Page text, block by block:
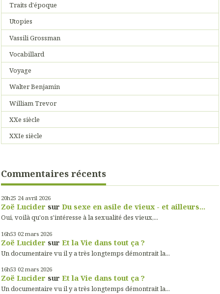
Traits d'époque
Utopies
Vassili Grossman
Vocabillard
Voyage
Walter Benjamin
William Trevor
XXe siècle
XXIe siècle
Commentaires récents
20h25 24 avril 2026
Zoë Lucider sur Du sexe en asile de vieux - et ailleurs...
Oui, voilà qu'on s'intéresse à la sexualité des vieux,...
16h53 02 mars 2026
Zoë Lucider sur Et la Vie dans tout ça ?
Un documentaire vu il y a très longtemps démontrait la...
16h53 02 mars 2026
Zoë Lucider sur Et la Vie dans tout ça ?
Un documentaire vu il y a très longtemps démontrait la...